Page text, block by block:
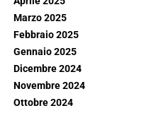
Marzo 2025
Febbraio 2025
Gennaio 2025
Dicembre 2024
Novembre 2024
Ottobre 2024